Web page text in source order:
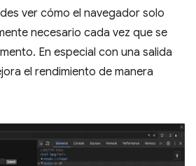
ver cómo el navegador solo
necesario cada vez que se
En especial con una salida
el rendimiento de manera